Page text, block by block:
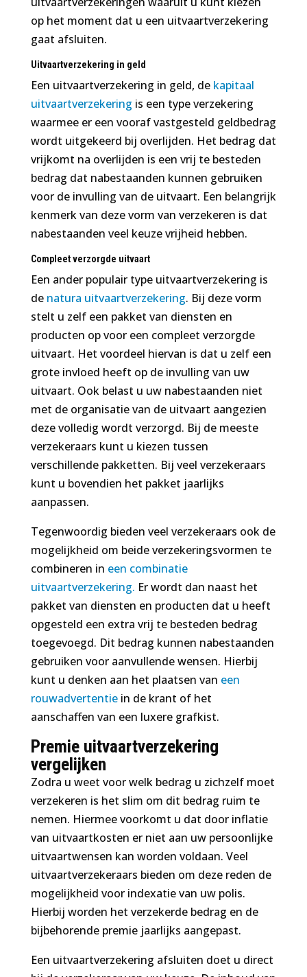
op het moment dat u een uitvaartverzekering
gaat afsluiten.
Uitvaartverzekering in geld
Een uitvaartverzekering in geld, de kapitaal
uitvaartverzekering is een type verzekering
waarmee er een vooraf vastgesteld geldbedrag
wordt uitgekeerd bij overlijden. Het bedrag dat
vrijkomt na overlijden is een vrij te besteden
bedrag dat nabestaanden kunnen gebruiken
voor de invulling van de uitvaart. Een belangrijk
kenmerk van deze vorm van verzekeren is dat
nabestaanden veel keuze vrijheid hebben.
Compleet verzorgde uitvaart
Een ander populair type uitvaartverzekering is
de natura uitvaartverzekering. Bij deze vorm
stelt u zelf een pakket van diensten en
producten op voor een compleet verzorgde
uitvaart. Het voordeel hiervan is dat u zelf een
grote invloed heeft op de invulling van uw
uitvaart. Ook belast u uw nabestaanden niet
met de organisatie van de uitvaart aangezien
deze volledig wordt verzorgd. Bij de meeste
verzekeraars kunt u kiezen tussen
verschillende pakketten. Bij veel verzekeraars
kunt u bovendien het pakket jaarlijks
aanpassen.
Tegenwoordig bieden veel verzekeraars ook de
mogelijkheid om beide verzekeringsvormen te
combineren in een combinatie
uitvaartverzekering. Er wordt dan naast het
pakket van diensten en producten dat u heeft
opgesteld een extra vrij te besteden bedrag
toegevoegd. Dit bedrag kunnen nabestaanden
gebruiken voor aanvullende wensen. Hierbij
kunt u denken aan het plaatsen van een
rouwadvertentiein de krant of het
aanschaffen van een luxere grafkist.
Premie uitvaartverzekering
vergelijken
Zodra u weet voor welk bedrag u zichzelf moet
verzekeren is het slim om dit bedrag ruim te
nemen. Hiermee voorkomt u dat door inflatie
van uitvaartkosten er niet aan uw persoonlijke
uitvaartwensen kan worden voldaan. Veel
uitvaartverzekeraars bieden om deze reden de
mogelijkheid voor indexatie van uw polis.
Hierbij worden het verzekerde bedrag en de
bijbehorende premie jaarlijks aangepast.
Een uitvaartverzekering afsluiten doet u direct